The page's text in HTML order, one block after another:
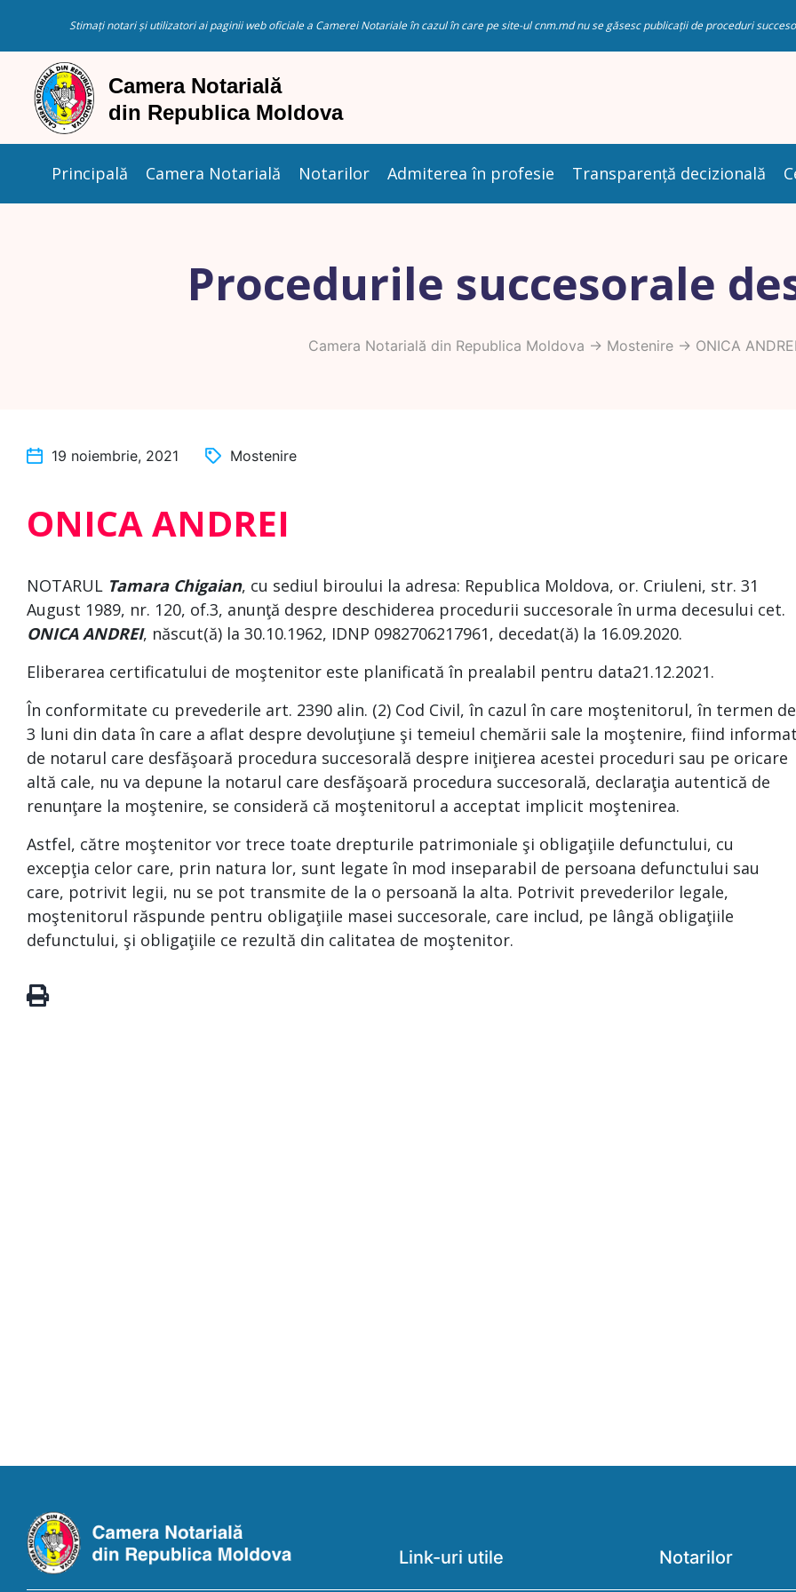
Stimați notari și utilizatori ai paginii web oficiale a Camerei Notariale în cazul în care pe site-ul cnm.md nu se găsesc publicații de proceduri
Principală Camera Notarială Notarilor Admiterea în profesie Transparență decizională
Procedurile succesorale
Camera Notarială din Republica Moldova -> Mostenire-> ONICA ANDREI
19 noiembrie, 2021 Mostenire
ONICA ANDREI
NOTARUL Tamara Chigaian, cu sediul biroului la adresa: Republica Moldova, or. Criuleni, str. 31
August 1989, nr. 120, of.3, anunţă despre deschiderea procedurii succesorale în urma decesului cet.
ONICA ANDREI, născut(ă) la 30.10.1962, IDNP 0982706217961, decedat(ă) la 16.09.2020.
Eliberarea certificatului de moştenitor este planificată în prealabil pentru data21.12.2021.
În conformitate cu prevederile art. 2390 alin. (2) Cod Civil, în cazul în care moştenitorul, în termen de
3 luni din data în care a aflat despre devoluţiune şi temeiul chemării sale la moştenire, fiind informat
de notarul care desfăşoară procedura succesorală despre iniţierea acestei proceduri sau pe oricare
altă cale, nu va depune la notarul care desfăşoară procedura succesorală, declaraţia autentică de
renunţare la moştenire, se consideră că moştenitorul a acceptat implicit moştenirea.
Astfel, către moştenitor vor trece toate drepturile patrimoniale şi obligaţiile defunctului, cu
excepţia celor care, prin natura lor, sunt legate în mod inseparabil de persoana defunctului sau
care, potrivit legii, nu se pot transmite de la o persoană la alta. Potrivit prevederilor legale,
moştenitorul răspunde pentru obligaţiile masei succesorale, care includ, pe lângă obligaţiile
defunctului, şi obligaţiile ce rezultă din calitatea de moştenitor.
Link-uri utile Notarilor